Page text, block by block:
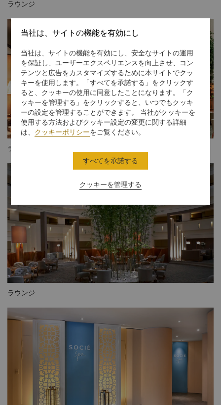
ラウンジ
ラウンジ
ラウンジ
当社は、サイトの機能を有効にし
当社は、サイトの機能を有効にし、安全なサイトの運用
を保証し、ユーザーエクスペリエンスを向上させ、コン
テンツと広告をカスタマイズするために本サイトでクッ
キーを使用します。「すべてを承諾する」をクリックす
ると、クッキーの使用に同意したことになります。「ク
ッキーを管理する」をクリックすると、いつでもクッキ
ーの設定を管理することができます。 当社がクッキーを
使用する方法およびクッキー設定の変更に関する詳細
は、 クッキーポリシーをご覧ください。
クッキーを管理する
すべてを承諾する